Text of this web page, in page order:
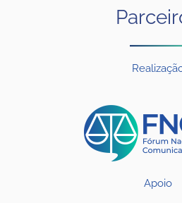
Apoio